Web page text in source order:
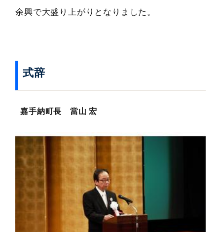
余興で大盛り上がりとなりました。
式辞
嘉手納町長 當山 宏